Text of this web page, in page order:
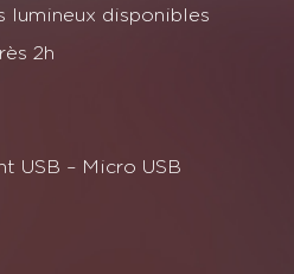
lumineux disponibles
2h
USB – Micro USB